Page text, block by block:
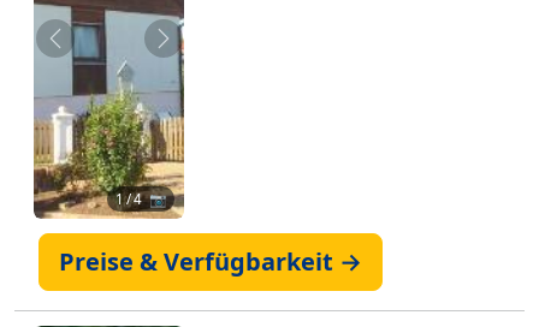
Zurück Weiter
1/ 4 📷
Preise & Verfügbarkeit →